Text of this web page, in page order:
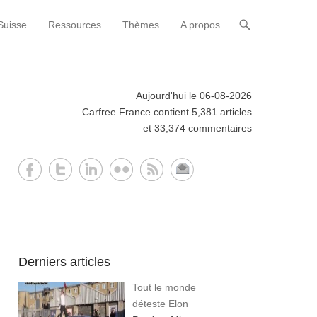
Ressources Thèmes A propos
Aujourd'hui le 06-08-2026
Carfree France contient 5,381 articles
et 33,374 commentaires
Derniers articles
Tout le monde
déteste Elon